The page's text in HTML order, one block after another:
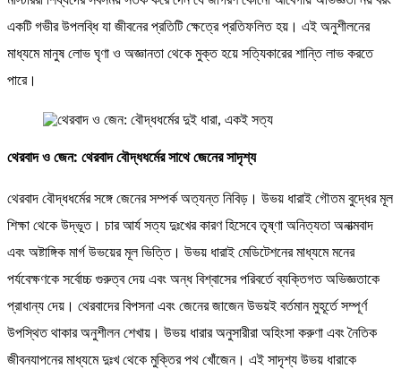
একটি গভীর উপলব্ধি যা জীবনের প্রতিটি ক্ষেত্রে প্রতিফলিত হয়। এই অনুশীলনের
মাধ্যমে মানুষ লোভ ঘৃণা ও অজ্ঞানতা থেকে মুক্ত হয়ে সত্যিকারের শান্তি লাভ করতে
পারে।
থেরবাদ ও জেন: থেরবাদ বৌদ্ধধর্মের সাথে জেনের সাদৃশ্য
থেরবাদ বৌদ্ধধর্মের সঙ্গে জেনের সম্পর্ক অত্যন্ত নিবিড়। উভয় ধারাই গৌতম বুদ্ধের মূল
শিক্ষা থেকে উদ্ভূত। চার আর্য সত্য দুঃখের কারণ হিসেবে তৃষ্ণা অনিত্যতা অনাত্মবাদ
এবং অষ্টাঙ্গিক মার্গ উভয়ের মূল ভিত্তি। উভয় ধারাই মেডিটেশনের মাধ্যমে মনের
পর্যবেক্ষণকে সর্বোচ্চ গুরুত্ব দেয় এবং অন্ধ বিশ্বাসের পরিবর্তে ব্যক্তিগত অভিজ্ঞতাকে
প্রাধান্য দেয়। থেরবাদের বিপসনা এবং জেনের জাজেন উভয়ই বর্তমান মুহূর্তে সম্পূর্ণ
উপস্থিত থাকার অনুশীলন শেখায়। উভয় ধারার অনুসারীরা অহিংসা করুণা এবং নৈতিক
জীবনযাপনের মাধ্যমে দুঃখ থেকে মুক্তির পথ খোঁজেন। এই সাদৃশ্য উভয় ধারাকে